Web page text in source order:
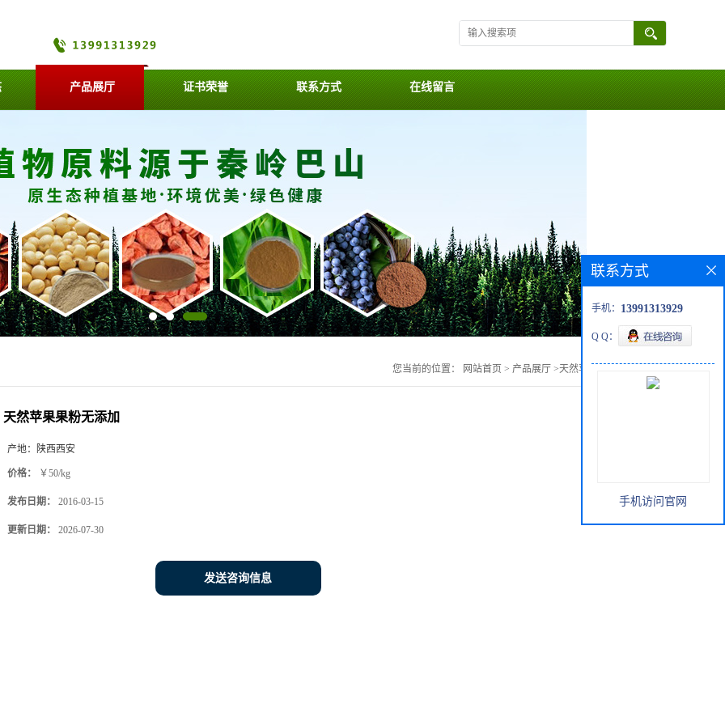
产品展厅 证书荣誉 联系方式 在线留言
您当前的位置： 网站首页 > 产品展厅 >天然苹果果粉无添加
天然苹果果粉无添加
产地： 陕西西安
价格： ￥50/kg
发布日期： 2016-03-15
更新日期： 2026-07-30
发送咨询信息
联系方式
手机： 13991313929
Q Q：
手机访问官网